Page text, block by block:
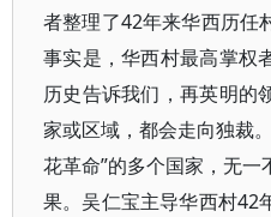
者整理了42年来华西历任
事实是，华西村最高掌权
历史告诉我们，再英明的
家或区域，都会走向独裁
花革命”的多个国家，无
果。吴仁宝主导华西村42